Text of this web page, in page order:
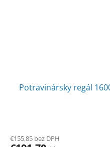
Potravinársky regál
€155,85 bez DPH